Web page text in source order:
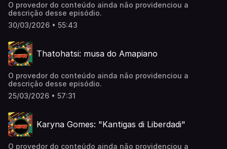
O provedor do conteúdo ainda não providenciou a
descrição desse episódio.
30/03/2026 • 55:43
Thatohatsi: musa do Amapiano
O provedor do conteúdo ainda não providenciou a
descrição desse episódio.
25/03/2026 • 57:31
Karyna Gomes: "Kantigas di Liberdadi"
O provedor do conteúdo ainda não providenciou a